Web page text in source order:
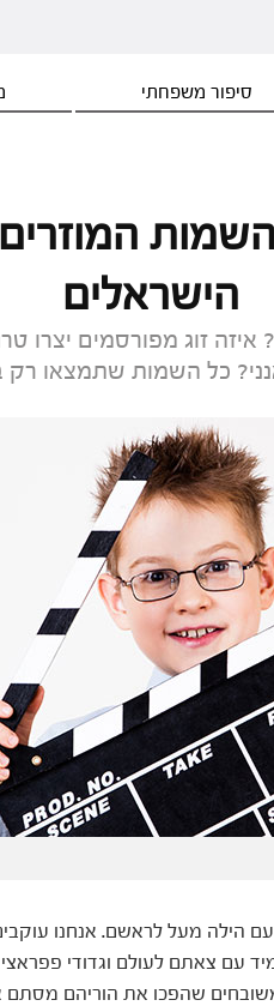
סיפור משפחתי
הישראלים
זוג מפורסמים יצרו
כל השמות שתמצאו רק
עם הילה מעל לראשם. אנחנו
עם צאתם לעולם וגדודי
שהפכו את הוריהם